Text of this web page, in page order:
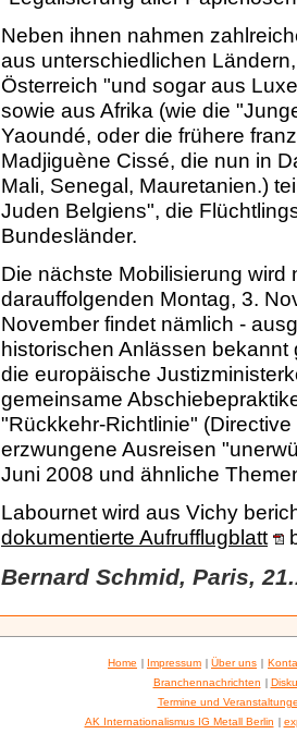
Neben ihnen nahmen
aus unterschiedlichen
Österreich "und sogar aus
sowie aus Afrika (wie die
Yaoundé, oder die frühere
Madjiguène Cissé, die nun in
Mali, Senegal, Mauretanien.)
Juden Belgiens", die
Bundesländer.
Die nächste Mobilisierung
darauffolgenden Montag, 3.
November findet nämlich -
historischen Anlässen
die europäische
gemeinsame
"Rückkehr-Richtlinie"
erzwungene Ausreisen
Juni 2008 und ähnliche
Labournet wird aus Vichy
dokumentierte Aufrufflugblatt
Bernard Schmid, Paris,
Home | Impressum | Über uns |
Branchennachrichten |
Termine und
AK Internationalismus IG Metall Berlin |